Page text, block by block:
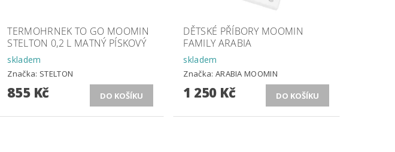
TERMOHRNEK TO GO MOOMIN
STELTON 0,2 L MATNÝ PÍSKOVÝ
skladem
Značka: STELTON
855 Kč
DĚTSKÉ PŘÍBORY MOOMIN
FAMILY ARABIA
skladem
Značka: ARABIA MOOMIN
1 250 Kč